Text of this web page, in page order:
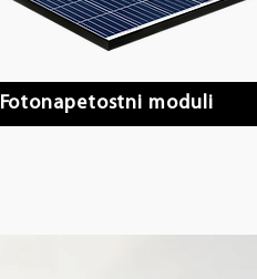
Fotonapetostni moduli